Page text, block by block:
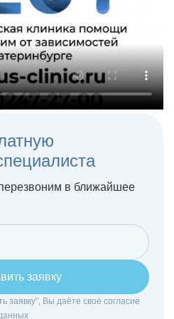
в ближайшее
заявку
заявку”, Вы даёте своё согласие